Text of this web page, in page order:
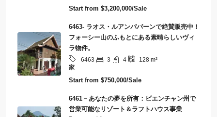
Start from $3,200,000/Sale
6463- ラオス・ルアンパバーンで絶賛販売中！
フォーシー山のふもとにある素晴らしいヴィ
ラ物件。
6463 3 4 128 m²
家
Start from $750,000/Sale
6461－あなたの夢を所有：ビエンチャン州で
営業可能なリゾート＆ラフトハウス事業